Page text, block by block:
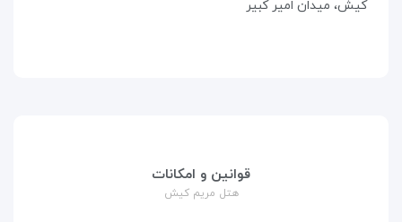
كيش، ميدان امير كبير
قوانین و امکانات
هتل مریم کیش